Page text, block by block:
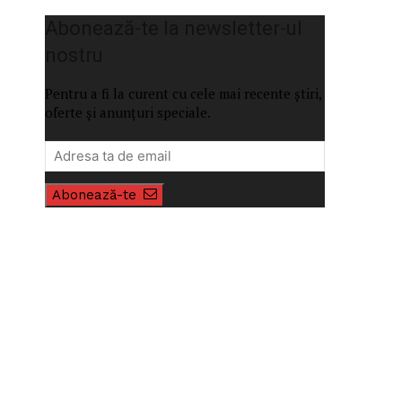
Pentru a fi la curent cu cele mai recente știri,
oferte și anunțuri speciale.
Abonează-te